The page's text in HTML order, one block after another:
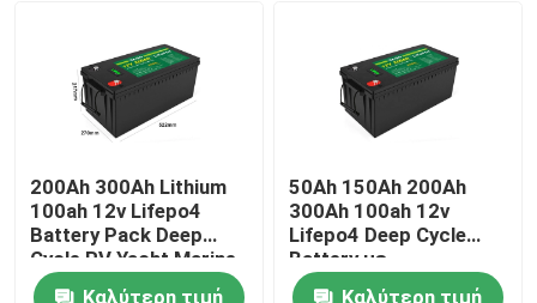
200Ah 300Ah Lithium
100ah 12v Lifepo4
Battery Pack Deep
Cycle RV Yacht Marine
Solar
Καλύτερη τιμή
50Ah 150Ah 200Ah
300Ah 100ah 12v
Lifepo4 Deep Cycle
Battery με
ενσωματωμένη Bms
Καλύτερη τιμή